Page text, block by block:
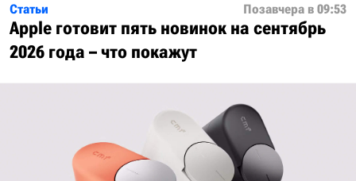
Статьи Позавчера в 09:53
Apple готовит пять новинок на сентябрь
2026 года – что покажут